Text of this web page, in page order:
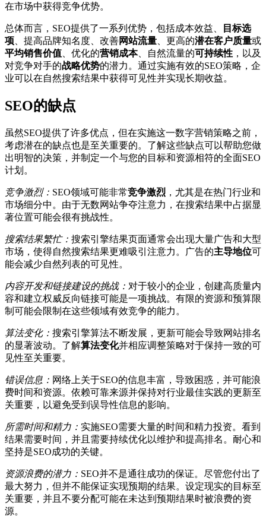
在市场中获得竞争优势。
总体而言，SEO提供了一系列优势，包括成本效益、
目标选
项 、提高品牌知名度、改善网站流量 、更高的潜在客户质量或
平均销售价值 、优化的营销成本、自然流量的可持续性 ，以及
对竞争对手的战略优势的潜力。通过实施有效的SEO策略，企
业可以在自然搜索结果中获得可见性并实现长期收益。
SEO的缺点
虽然SEO提供了许多优点，但在实施这一数字营销策略之前，
考虑潜在的缺点也是至关重要的。了解这些缺点可以帮助您做
出明智的决策，并制定一个与您的目标和资源相符的全面SEO
计划。
竞争激烈： SEO领域可能非常竞争激烈 ，尤其是在热门行业和
市场细分中。由于无数网站争夺注意力，在搜索结果中占据显
著位置可能会很有挑战性。
搜索结果繁忙： 搜索引擎结果页面通常会出现大量广告和大型
市场，使得自然搜索结果更难吸引注意力。广告的主导地位可
能会减少自然列表的可见性。
内容开发和链接建设的挑战： 对于较小的企业，创建高质量内
容和建立权威反向链接可能是一项挑战。有限的资源和预算限
制可能会限制在这些领域有效竞争的能力。
算法变化： 搜索引擎算法不断发展，更新可能会导致网站排名
的显著波动。了解算法变化并相应调整策略对于保持一致的可
见性至关重要。
错误信息： 网络上关于SEO的信息丰富，导致困惑，并可能浪
费时间和资源。依赖可靠来源并保持对行业最佳实践的更新至
关重要，以避免受到误导性信息的影响。
所需时间和精力： 实施SEO需要大量的时间和精力投资。看到
结果需要时间，并且需要持续优化以维护和提高排名。耐心和
坚持是SEO成功的关键。
资源浪费的潜力： SEO并不是通往成功的保证。尽管您付出了
最大努力，但并不能保证实现预期的结果。设定现实的目标至
关重要，并且不要分配可能在未达到预期结果时被浪费的资
源。